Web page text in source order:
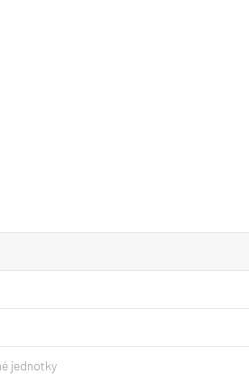
jednotky